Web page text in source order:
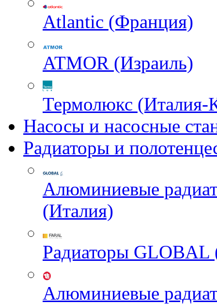
Atlantic (Франция)
ATMOR (Израиль)
Термолюкс (Италия-
Насосы и насосные
Радиаторы и
Алюминиевые
(Италия)
Радиаторы GLOBAL
Алюминиевые